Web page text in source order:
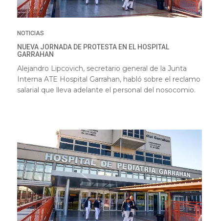
NOTICIAS
NUEVA JORNADA DE PROTESTA EN EL HOSPITAL
GARRAHAN
Alejandro Lipcovich, secretario general de la Junta
Interna ATE Hospital Garrahan, habló sobre el reclamo
salarial que lleva adelante el personal del nosocomio.